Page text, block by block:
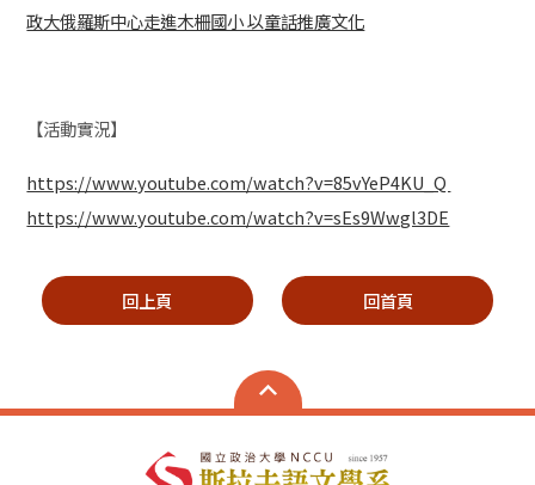
政大俄羅斯中心走進木柵國小 以童話推廣文化
【活動實況】
https://www.youtube.com/watch?v=85vYeP4KU_Q
https://www.youtube.com/watch?v=sEs9Wwgl3DE
回上頁 回首頁